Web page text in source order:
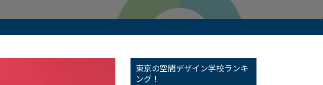
東京の空間デザイン学校ランキ
ング！